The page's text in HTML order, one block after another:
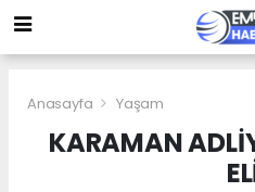
Anasayfa Yaşam
KARAMAN